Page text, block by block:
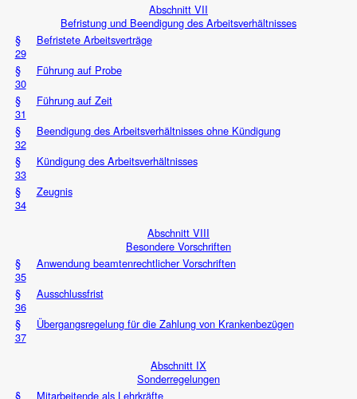
Abschnitt VII
Befristung und Beendigung des Arbeitsverhältnisses
§
29
Befristete Arbeitsverträge
§
30
Führung auf Probe
§
31
Führung auf Zeit
§
32
Beendigung des Arbeitsverhältnisses ohne Kündigung
§
33
Kündigung des Arbeitsverhältnisses
§
34
Zeugnis
Abschnitt VIII
Besondere Vorschriften
§
35
Anwendung beamtenrechtlicher Vorschriften
§
36
Ausschlussfrist
§
37
Übergangsregelung für die Zahlung von Krankenbezügen
Abschnitt IX
Sonderregelungen
§
Mitarbeitende als Lehrkräfte